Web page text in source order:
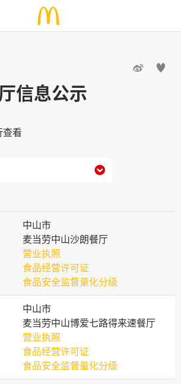
 
信息公示
查看

中山市
麦当劳中山沙朗餐厅
营业执照
食品经营许可证
食品安全监督量化分级
中山市
麦当劳中山博爱七路得来速餐厅
营业执照
食品经营许可证
食品安全监督量化分级